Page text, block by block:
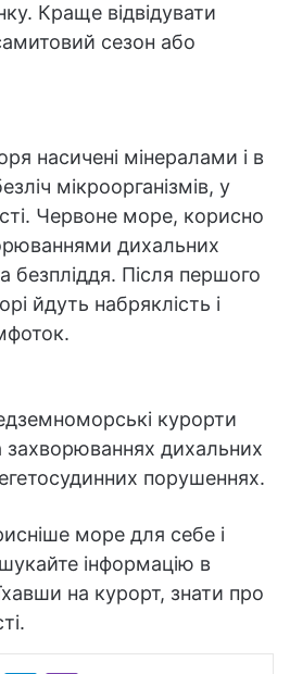
Краще відвідувати
сезон або
насичені мінералами і в
мікроорганізмів, у
Червоне море, корисно
дихальних
безпліддя. Після першого
йдуть набряклість і
курорти
захворюваннях дихальних
порушеннях.
море для себе і
інформацію в
на курорт, знати про